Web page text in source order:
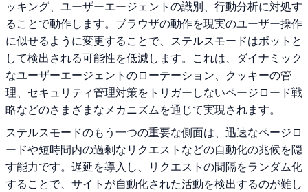
ッキング、ユーザーエージェントの識別、行動分析に対処す
ることで動作します。ブラウザの動作を現実のユーザー操作
に似せるように変更することで、ステルスモードはボットと
して検出される可能性を低減します。これは、ダイナミック
なユーザーエージェントのローテーション、クッキーの管
理、セキュリティ管理対策をトリガーしないページロード戦
略などのさまざまなメカニズムを通じて実現されます。
ステルスモードのもう一つの重要な側面は、迅速なページロ
ードや短時間内の過剰なリクエストなどの自動化の兆候を隠
す能力です。遅延を導入し、リクエストの間隔をランダム化
することで、サイトが自動化された活動を検出するのが難し